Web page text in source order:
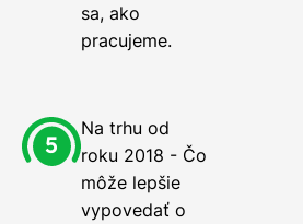
sa, ako
pracujeme.
Na trhu od
roku 2018 - Čo
môže lepšie
vypovedať o